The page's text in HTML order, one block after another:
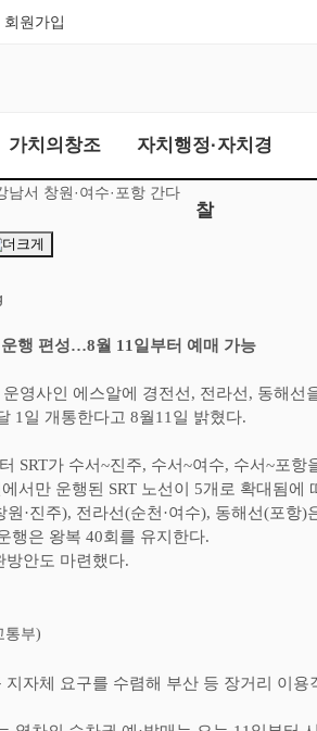
회원가입
가치의창조 자치행정·자치경
찰
서 창원·여수·포항 간다
행 편성…8월 11 일부터 예매 가능
운영사인 에스알에 경전선 , 전라선 , 동해선
1 일 개통한다고 8월11 일 밝혔다.
SRT가 수서~진주, 수서~여수, 수서~포항
서만 운행된 SRT 노선이 5개로 확대됨에
원 ·진주), 전라선(순천 ·여수), 동해선(포항)
행은 왕복 40회를 유지한다.
방안도 마련했다.
통부)
지자체 요구를 수렴해 부산 등 장거리 이